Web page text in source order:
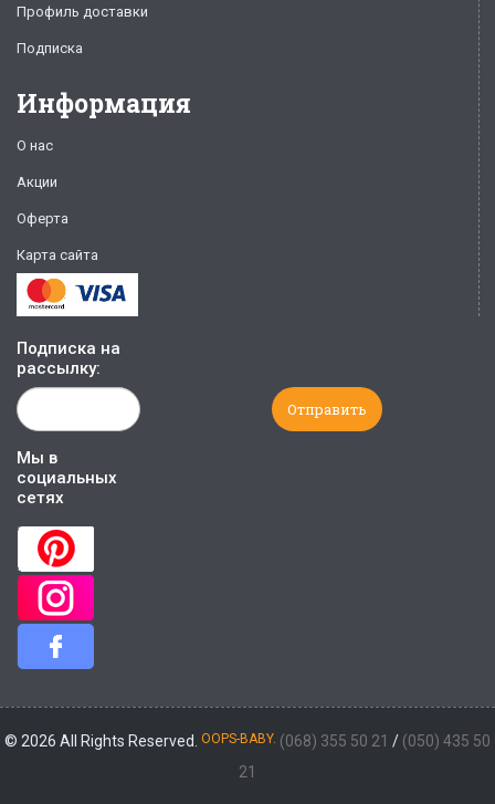
Профиль доставки
Подписка
Информация
О нас
Акции
Оферта
Карта сайта
Подписка на
рассылку:
Мы в
социальных
сетях
© 2026 All Rights Reserved. OOPS-BABY. (068) 355 50 21 / (050) 435 50
21